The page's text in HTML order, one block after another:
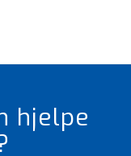
hjelpe